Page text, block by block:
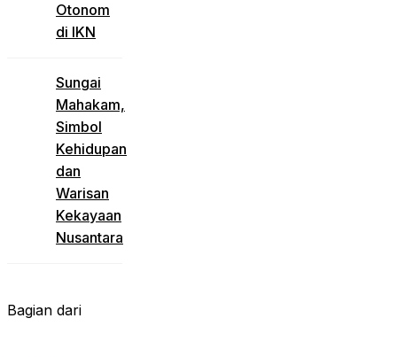
Otonom
di IKN
Sungai
Mahakam,
Simbol
Kehidupan
dan
Warisan
Kekayaan
Nusantara
Bagian dari